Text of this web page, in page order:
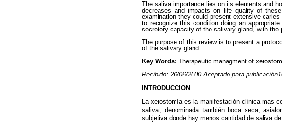
The saliva importance lies on its elements and
decreases and impacts on life quality of
examination they could present extensive
to recognize this condition doing an
secretory capacity of the salivary gland, with the
The purpose of this review is to present a
of the salivary gland.
Key Words: Therapeutic managment of
Recibido: 26/06/2000 Aceptado para
INTRODUCCION
La xerostomía es la manifestación clínica mas
salival, denominada también boca seca,
subjetiva donde hay menos cantidad de saliva